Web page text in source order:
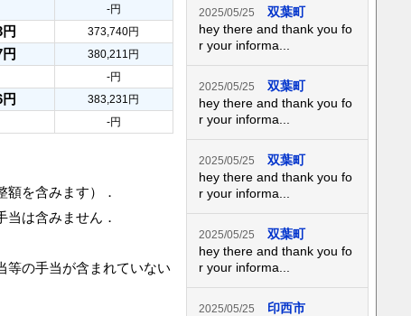
-円
373,740円
380,211円
-円
383,231円
-円
を含みます）．
は含みません．
等の手当が含まれていない
2025/05/25
双葉町
hey there and thank you fo
r your informa...
2025/05/25
双葉町
hey there and thank you fo
r your informa...
2025/05/25
双葉町
hey there and thank you fo
r your informa...
2025/05/25
双葉町
hey there and thank you fo
r your informa...
2025/05/25
印西市